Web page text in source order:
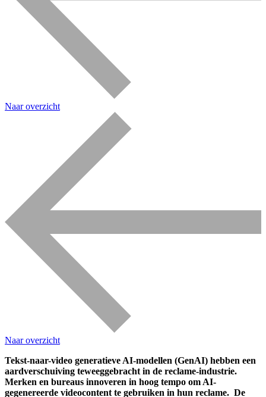
Naar overzicht
Naar overzicht
Tekst-naar-video generatieve AI-modellen (GenAI) hebben een
aardverschuiving teweeggebracht in de reclame-industrie.
Merken en bureaus innoveren in hoog tempo om AI-
gegenereerde videocontent te gebruiken in hun reclame. De